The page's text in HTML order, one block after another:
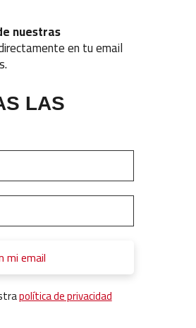
nuestras
en tu email
LAS
política de privacidad